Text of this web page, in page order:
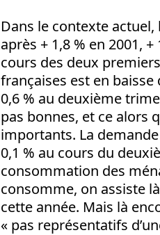
Dans le contexte
après + 1,8 % en 2001,
cours des deux
françaises est en
0,6 % au deuxième
pas bonnes, et ce alors
importants. La
0,1 % au cours du
consommation des
consomme, on assiste
cette année. Mais là
« pas représentatifs